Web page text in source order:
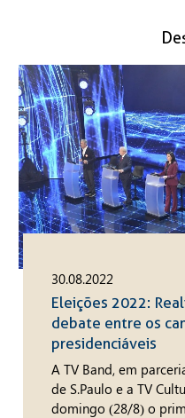
30.08.2022
Eleições 2022:
debate entre os
presidenciáveis
A TV Band, em
de S.Paulo e a TV
domingo (28/8) o